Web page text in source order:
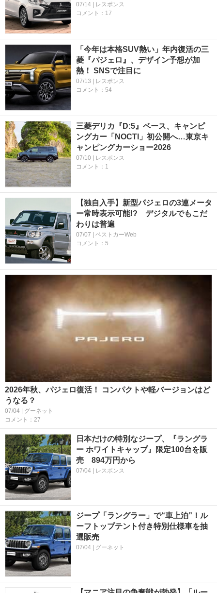
07/14 | レスポンス
コメント：17
「今年は本格SUV熱い」年内復活の三
菱『パジェロ』、デザイン予想が加
熱！ SNSで注目に
07/13 | レスポンス
コメント：54
三菱デリカ『D:5』ベース、キャンピ
ングカー「NOCTI」初公開へ…東京キ
ャンピングカーショー2026
07/10 | レスポンス
コメント：1
【独自入手】新型パジェロの3連メータ
ー常時表示可能!? デジタルでもこだ
わりは普遍
07/07 | ベストカーWeb
コメント：5
2026年秋、パジェロ復活！ コンパクトや軽バージョンはど
うなる？
07/04 | グーネット
コメント：27
日本だけの特別なジープ、『ラングラ
ー ホワイトキャップ』限定100台を販
売 894万円から
07/04 | レスポンス
ジープ「ラングラー」で“車上泊”！ル
ーフトップテント付き特別仕様車を抽
選販売
07/04 | グーネット